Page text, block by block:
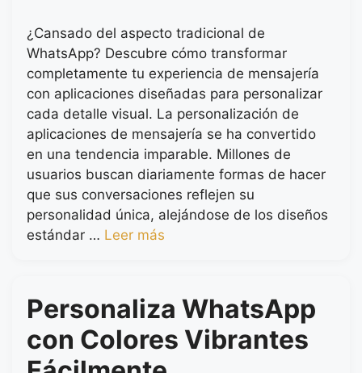
¿Cansado del aspecto tradicional de
WhatsApp? Descubre cómo transformar
completamente tu experiencia de mensajería
con aplicaciones diseñadas para personalizar
cada detalle visual. La personalización de
aplicaciones de mensajería se ha convertido
en una tendencia imparable. Millones de
usuarios buscan diariamente formas de hacer
que sus conversaciones reflejen su
personalidad única, alejándose de los diseños
estándar … Leer más
Personaliza WhatsApp
con Colores Vibrantes